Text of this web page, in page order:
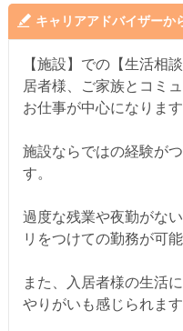
キャリアアドバイザーか
【施設】での【生活相
居者様、ご家族とコミ
お仕事が中心になります
施設ならではの経験が
す。
過度な残業や夜勤がな
リをつけての勤務が可能
また、入居者様の生活
やりがいも感じられます